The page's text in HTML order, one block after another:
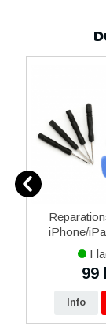
iPhone/
I
99
Info